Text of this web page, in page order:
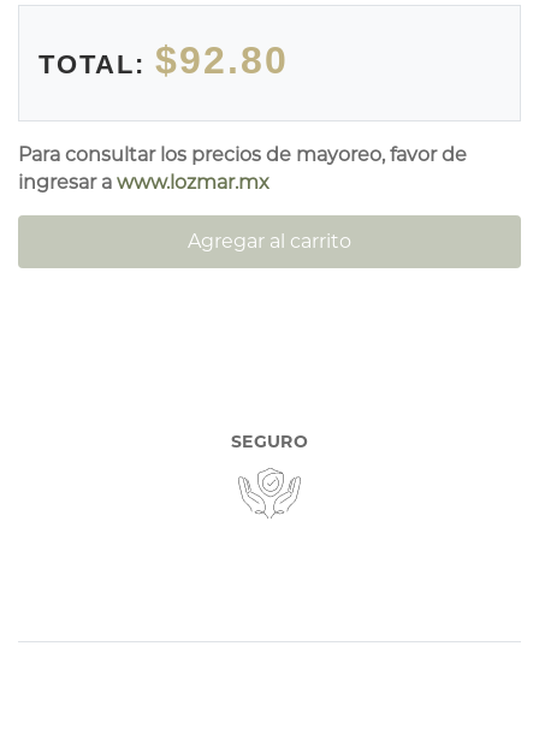
TOTAL: $92.80
Para consultar los precios de mayoreo, favor de
ingresar a www.lozmar.mx
Agregar al carrito
SEGURO